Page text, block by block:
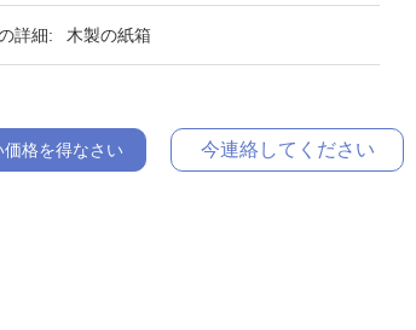
詳細: 木製の紙箱
価格を得なさい 今連絡してください